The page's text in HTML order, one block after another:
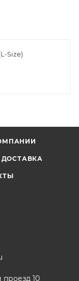
Size)
ДОСТАВКА
проезд 10